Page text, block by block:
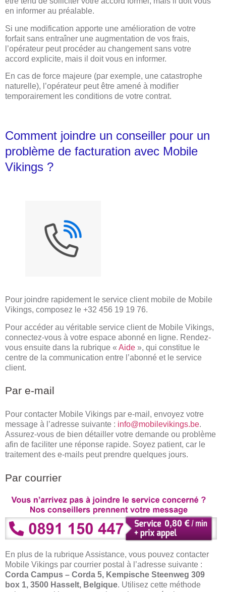
en informer au préalable.
Si une modification apporte une amélioration de votre
forfait sans entraîner une augmentation de vos frais,
l’opérateur peut procéder au changement sans votre
accord explicite, mais il doit vous en informer.
En cas de force majeure (par exemple, une catastrophe
naturelle), l’opérateur peut être amené à modifier
temporairement les conditions de votre contrat.
Comment joindre un conseiller pour un
problème de facturation avec Mobile
Vikings ?
Pour joindre rapidement le service client mobile de Mobile
Vikings, composez le +32 456 19 19 76.
Pour accéder au véritable service client de Mobile Vikings,
connectez-vous à votre espace abonné en ligne. Rendez-
vous ensuite dans la rubrique « Aide », qui constitue le
centre de la communication entre l’abonné et le service
client.
Par e-mail
Pour contacter Mobile Vikings par e-mail, envoyez votre
message à l’adresse suivante : info@mobilevikings.be.
Assurez-vous de bien détailler votre demande ou problème
afin de faciliter une réponse rapide. Soyez patient, car le
traitement des e-mails peut prendre quelques jours.
Par courrier
En plus de la rubrique Assistance, vous pouvez contacter
Mobile Vikings par courrier postal à l’adresse suivante :
Corda Campus – Corda 5, Kempische Steenweg 309
box 1, 3500 Hasselt, Belgique. Utilisez cette méthode